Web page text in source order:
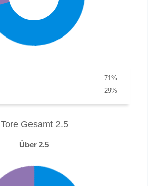
%
71
%
29
Tore Gesamt 2.5
Über 2.5